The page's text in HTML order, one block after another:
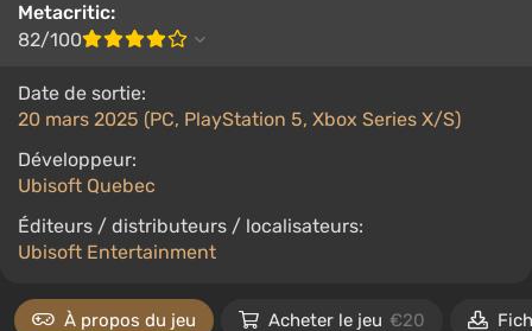
Metacritic:
82/100
Date de sortie:
20 mars 2025 (PC, PlayStation 5, Xbox Series X/S)
Développeur:
Ubisoft Quebec
Éditeurs / distributeurs / localisateurs:
Ubisoft Entertainment
À propos du jeu Acheter le jeu €20